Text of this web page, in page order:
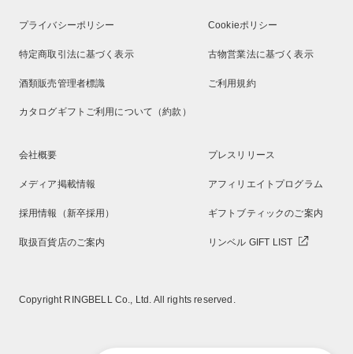
プライバシーポリシー Cookieポリシー
特定商取引法に基づく表示 古物営業法に基づく表示
酒類販売管理者標識 ご利用規約
カタログギフトご利用について（約款）
会社概要 プレスリリース
メディア掲載情報 アフィリエイトプログラム
採用情報（新卒採用） ギフトブティックのご案内
取扱百貨店のご案内 リンベル GIFT LIST
Copyright RINGBELL Co., Ltd. All rights reserved.